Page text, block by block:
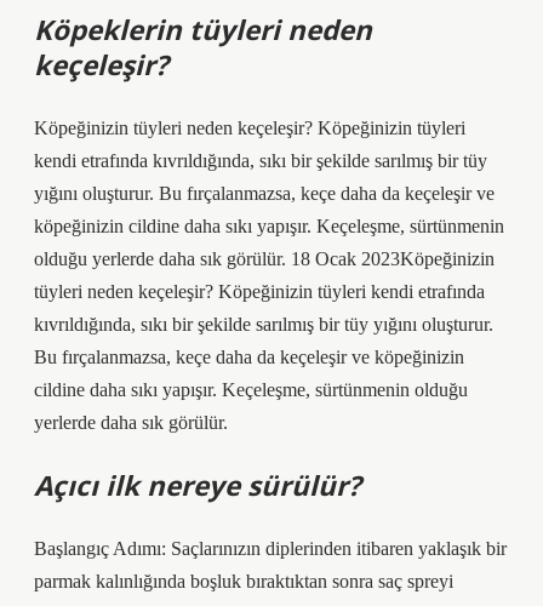
Köpeklerin tüyleri neden
keçeleşir?
Köpeğinizin tüyleri neden keçeleşir? Köpeğinizin tüyleri
kendi etrafında kıvrıldığında, sıkı bir şekilde sarılmış bir tüy
yığını oluşturur. Bu fırçalanmazsa, keçe daha da keçeleşir ve
köpeğinizin cildine daha sıkı yapışır. Keçeleşme, sürtünmenin
olduğu yerlerde daha sık görülür. 18 Ocak 2023Köpeğinizin
tüyleri neden keçeleşir? Köpeğinizin tüyleri kendi etrafında
kıvrıldığında, sıkı bir şekilde sarılmış bir tüy yığını oluşturur.
Bu fırçalanmazsa, keçe daha da keçeleşir ve köpeğinizin
cildine daha sıkı yapışır. Keçeleşme, sürtünmenin olduğu
yerlerde daha sık görülür.
Açıcı ilk nereye sürülür?
Başlangıç ​​Adımı: Saçlarınızın diplerinden itibaren yaklaşık bir
parmak kalınlığında boşluk bıraktıktan sonra saç spreyi